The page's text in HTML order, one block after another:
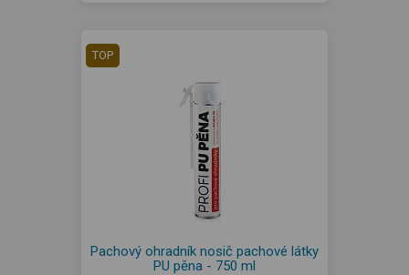
TOP
Pachový ohradník nosič pachové látky
PU pěna - 750 ml